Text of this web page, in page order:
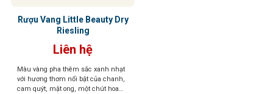
Rượu Vang Little Beauty Dry
Riesling
Liên hệ
Màu vàng pha thêm sắc xanh nhạt
với hương thơm nổi bật của chanh,
cam quýt, mật ong, một chút hoa